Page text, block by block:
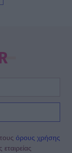
όρους χρήσης